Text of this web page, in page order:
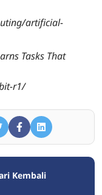
artificial-
Tasks That
r1/
Kembali